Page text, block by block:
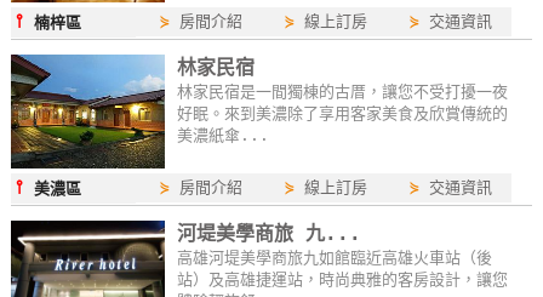
⫯楠梓區 ⋟ 房間介紹 ⋟線上訂房 ⋟ 交通資訊
林家民宿
林家民宿是一間獨棟的古厝，讓您不受打擾一夜
好眠。來到美濃除了享用客家美食及欣賞傳統的
美濃紙傘...
⫯美濃區 ⋟ 房間介紹 ⋟線上訂房 ⋟ 交通資訊
河堤美學商旅 九...
高雄河堤美學商旅九如館臨近高雄火車站（後
站）及高雄捷運站，時尚典雅的客房設計，讓您